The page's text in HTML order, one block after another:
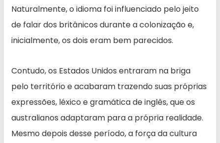
Naturalmente, o idioma foi influenciado pelo jeito
de falar dos britânicos durante a colonização e,
inicialmente, os dois eram bem parecidos.
Contudo, os Estados Unidos entraram na briga
pelo território e acabaram trazendo suas próprias
expressões, léxico e gramática de inglês, que os
australianos adaptaram para a própria realidade.
Mesmo depois desse período, a força da cultura